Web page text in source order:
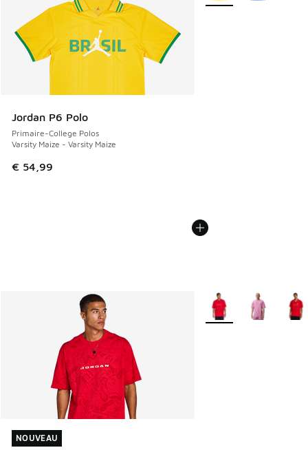
Jordan P6 Polo
Primaire-College Polos
Varsity Maize - Varsity Maize
€ 54,99
NOUVEAU
NOUVEAU
Plus de couleurs